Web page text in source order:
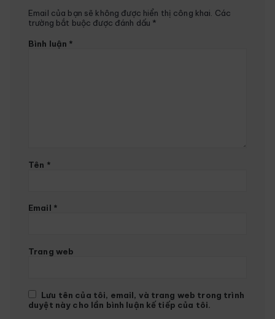
Email của bạn sẽ không được hiển thị công khai. Các
trường bắt buộc được đánh dấu *
Bình luận *
Tên *
Email *
Trang web
Lưu tên của tôi, email, và trang web trong trình
duyệt này cho lần bình luận kế tiếp của tôi.